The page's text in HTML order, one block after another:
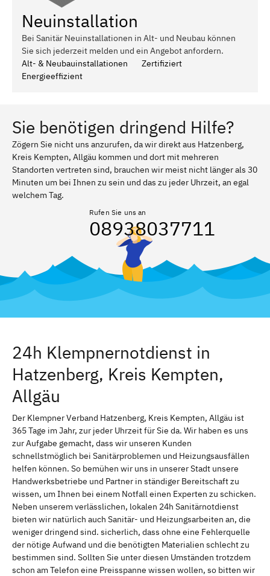
Neuinstallation
Bei Sanitär Neuinstallationen in Alt- und Neubau können
Sie sich jederzeit melden und ein Angebot anfordern.
Alt- & Neubauinstallationen
Zertifiziert
Energieeffizient
Sie benötigen dringend Hilfe?
Zögern Sie nicht uns anzurufen, da wir direkt aus Hatzenberg,
Kreis Kempten, Allgäu kommen und dort mit mehreren
Standorten vertreten sind, brauchen wir meist nicht länger als 30
Minuten um bei Ihnen zu sein und das zu jeder Uhrzeit, an egal
welchem Tag.
Rufen Sie uns an
08938037711
24h Klempnernotdienst in
Hatzenberg, Kreis Kempten,
Allgäu
Der Klempner Verband Hatzenberg, Kreis Kempten, Allgäu ist
365 Tage im Jahr, zur jeder Uhrzeit für Sie da. Wir haben es uns
zur Aufgabe gemacht, dass wir unseren Kunden
schnellstmöglich bei Sanitärproblemen und Heizungsausfällen
helfen können. So bemühen wir uns in unserer Stadt unsere
Handwerksbetriebe und Partner in ständiger Bereitschaft zu
wissen, um Ihnen bei einem Notfall einen Experten zu schicken.
Neben unserem verlässlichen, lokalen 24h Sanitärnotdienst
bieten wir natürlich auch Sanitär- und Heizungsarbeiten an, die
weniger dringend sind. sicherlich, dass ohne eine Fehlerquelle
der nötige Aufwand und die benötigten Materialien schlecht zu
bestimmen sind. Sollten Sie unter diesen Umständen trotzdem
schon am Telefon eine Preisspanne wissen wollen, so bitten wir